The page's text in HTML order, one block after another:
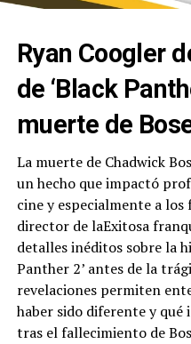
Ryan Coogler
de ‘Black
muerte de
La muerte de Chadwick
un hecho que impactó
cine y especialmente a los
director de laExitosa
detalles inéditos sobre la
Panther 2’ antes de la
revelaciones permiten
haber sido diferente y
tras el fallecimiento de